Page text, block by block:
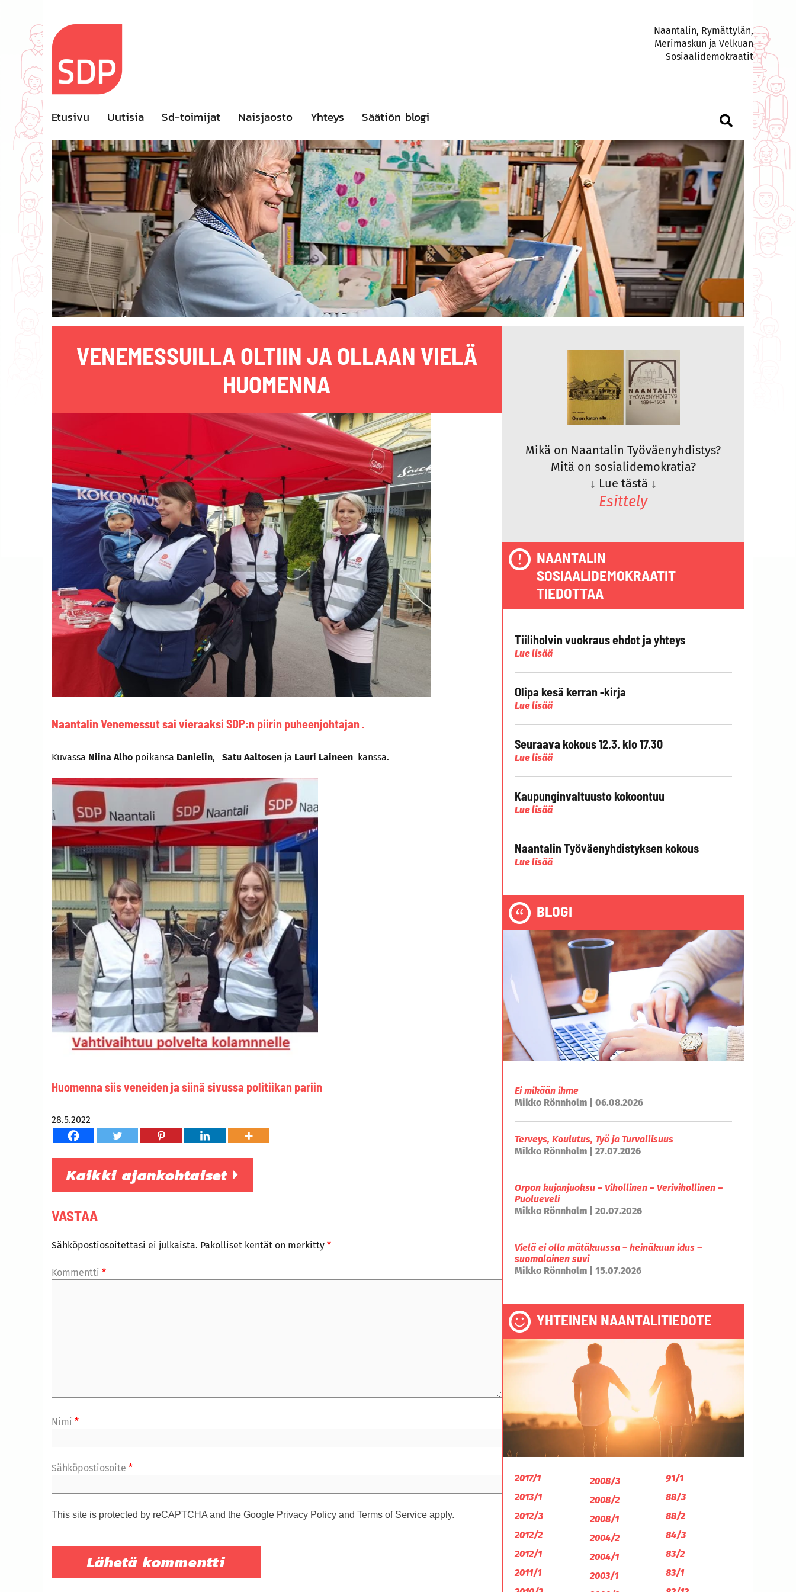
content
Naantalin, Rymättylän,
Merimaskun ja Velkuan
Sosiaalidemokraatit
Etusivu Uutisia Sd-toimijat Naisjaosto Yhteys Säätiön blogi
VENEMESSUILLA OLTIIN JA OLLAAN VIELÄ
HUOMENNA
Naantalin Venemessut sai vieraaksi SDP:n piirin puheenjohtajan .
Kuvassa Niina Alho poikansa Danielin, Satu Aaltosen ja Lauri Laineen kanssa.
Huomenna siis veneiden ja siinä sivussa politiikan pariin
28.5.2022
Kaikki ajankohtaiset
VASTAA
Sähköpostiosoitettasi ei julkaista. Pakolliset kentät on merkitty *
Kommentti *
Nimi *
Sähköpostiosoite *
This site is protected by reCAPTCHA and the Google Privacy Policy and Terms of Service apply.
Mikä on Naantalin Työväenyhdistys?
Mitä on sosialidemokratia?
↓ Lue tästä ↓
Esittely
NAANTALIN
SOSIAALIDEMOKRAATIT
TIEDOTTAA
Tiiliholvin vuokraus ehdot ja yhteys
Lue lisää
Olipa kesä kerran -kirja
Lue lisää
Seuraava kokous 12.3. klo 17.30
Lue lisää
Kaupunginvaltuusto kokoontuu
Lue lisää
Naantalin Työväenyhdistyksen kokous
Lue lisää
BLOGI
Ei mikään ihme
Mikko Rönnholm | 06.08.2026
Terveys, Koulutus, Työ ja Turvallisuus
Mikko Rönnholm | 27.07.2026
Orpon kujanjuoksu – Vihollinen – Verivihollinen –
Puolueveli
Mikko Rönnholm | 20.07.2026
Vielä ei olla mätäkuussa – heinäkuun idus –
suomalainen suvi
Mikko Rönnholm | 15.07.2026
YHTEINEN NAANTALITIEDOTE
2017/1
2013/1
2012/3
2012/2
2012/1
2011/1
2008/3
2008/2
2008/1
2004/2
2004/1
2003/1
91/1
88/3
88/2
84/3
83/2
83/1